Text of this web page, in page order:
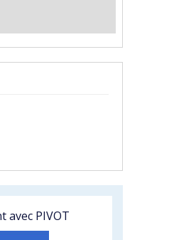
avec PIVOT